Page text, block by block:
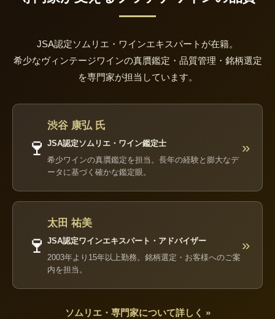
JSA認定ソムリエ・ワインエキスパートが在籍。
希少なヴィンテージワインの真贋鑑定・品質管理・銘柄選定
を専門家が担当しています。
🍷
渋谷 康弘 氏
JSA認定ソムリエ・ワイン鑑定士
希少ワインの真贋鑑定を担当。長年の経験と膨大なデ
ータに基づく確かな鑑定眼。
»
🍷
太田 祐美
JSA認定ワインエキスパート・アドバイザー
2003年より15年以上勤務。銘柄選定・お客様へのご案
内を担当。
»
ソムリエ・専門家について詳しく »